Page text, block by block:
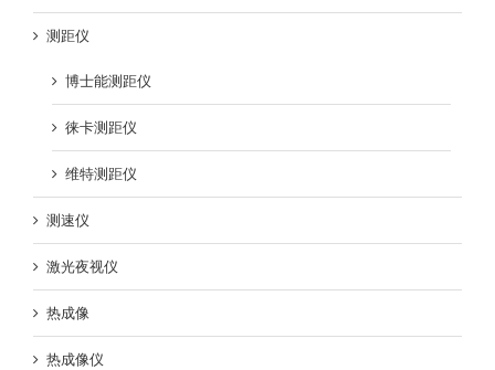
测距仪
博士能测距仪
徕卡测距仪
维特测距仪
测速仪
激光夜视仪
热成像
热成像仪